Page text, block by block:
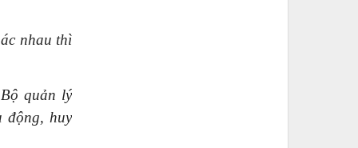
nhau thì
quản lý
động, huy